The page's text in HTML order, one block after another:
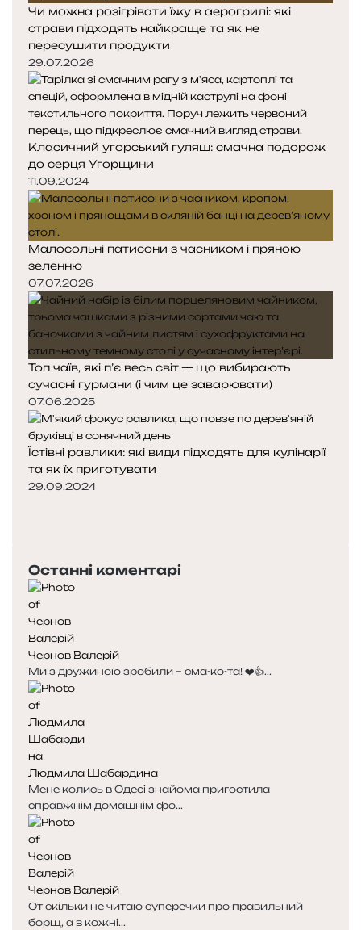
Чи можна розігрівати їжу в аерогрилі: які
страви підходять найкраще та як не
пересушити продукти
29.07.2026
Класичний угорський гуляш: смачна подорож
до серця Угорщини
11.09.2024
Малосольні патисони з часником і пряною
зеленню
07.07.2026
Топ чаїв, які п’є весь світ — що вибирають
сучасні гурмани (і чим це заварювати)
07.06.2025
Їстівні равлики: які види підходять для кулінарії
та як їх приготувати
29.09.2024
р
е
д
н
я
с
т
о
р
і
н
к
а
т
у
п
н
а
с
т
о
р
і
н
к
а
Останні коментарі
Чернов Валерій
Ми з дружиною зробили – сма-ко-та! ❤️👍...
Людмила Шабардина
Мене колись в Одесі знайома пригостила
справжнім домашнім фо...
Чернов Валерій
От скільки не читаю суперечки про правильний
борщ, а в кожні...